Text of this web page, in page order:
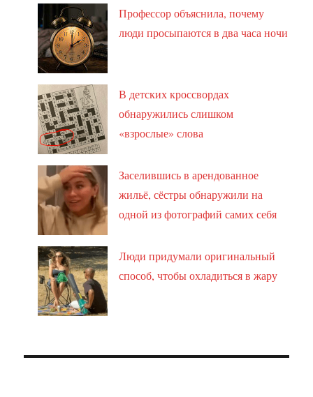
Профессор объяснила, почему
люди просыпаются в два часа ночи
В детских кроссвордах
обнаружились слишком
«взрослые» слова
Заселившись в арендованное
жильё, сёстры обнаружили на
одной из фотографий самих себя
Люди придумали оригинальный
способ, чтобы охладиться в жару